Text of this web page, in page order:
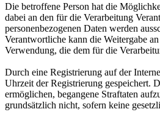
Die betroffene Person hat die
dabei an den für die Verarbeitung
personenbezogenen Daten werden
Verantwortliche kann die Weitergabe
Verwendung, die dem für die
Durch eine Registrierung auf der
Uhrzeit der Registrierung gespeichert.
ermöglichen, begangene Straftaten
grundsätzlich nicht, sofern keine